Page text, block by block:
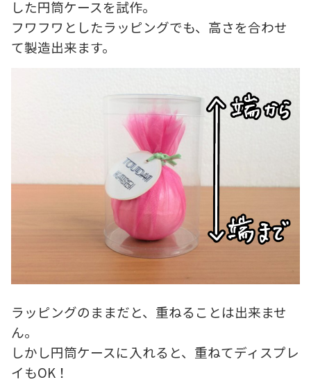
した円筒ケースを試作。
フワフワとしたラッピングでも、高さを合わせ
て製造出来ます。
ラッピングのままだと、重ねることは出来ませ
ん。
しかし円筒ケースに入れると、重ねてディスプレ
イもOK！